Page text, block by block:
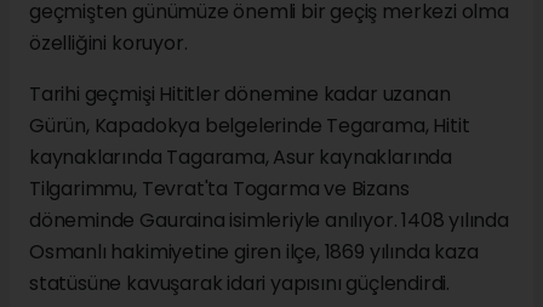
geçmişten günümüze önemli bir geçiş merkezi olma
özelliğini koruyor.
Tarihi geçmişi Hititler dönemine kadar uzanan
Gürün, Kapadokya belgelerinde Tegarama, Hitit
kaynaklarında Tagarama, Asur kaynaklarında
Tilgarimmu, Tevrat'ta Togarma ve Bizans
döneminde Gauraina isimleriyle anılıyor. 1408 yılında
Osmanlı hakimiyetine giren ilçe, 1869 yılında kaza
statüsüne kavuşarak idari yapısını güçlendirdi.